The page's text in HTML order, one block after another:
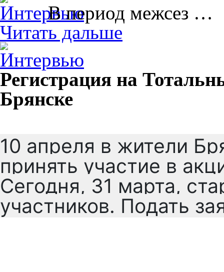
В период межсез …
Читать дальше
Регистрация на
Брянске
10 апреля в жители
принять участие в
Сегодня, 31 марта,
участников. Подать